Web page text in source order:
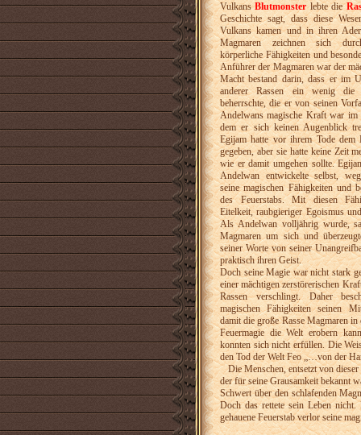
VulkansBlutmonsterlebte die
Geschichte sagt, dass diese
Vulkans kamen und in ihren
Magmaren zeichnen sich
körperliche Fähigkeiten und
Anführer der Magmaren war der
Macht bestand darin, dass er im
anderer Rassen ein wenig die
beherrschte, die er von seinen
Andelwans magische Kraft war im
dem er sich keinen Augenblick
Egijam hatte vor ihrem Tode dem
gegeben, aber sie hatte keine Zeit
wie er damit umgehen sollte.
Andelwan entwickelte selbst,
seine magischen Fähigkeiten und
des Feuerstabs. Mit diesen
Eitelkeit, raubgieriger Egoismus
Als Andelwan volljährig wurde,
Magmaren um sich und
seiner Worte von seiner
praktisch ihren Geist.
Doch seine Magie war nicht stark
einer mächtigen zerstörerischen
Rassen verschlingt. Daher
magischen Fähigkeiten seinen
damit die große Rasse Magmaren
Feuermagie die Welt erobern
konnten sich nicht erfüllen. Die
den Tod der Welt Feo „…von der
Die Menschen, entsetzt von dieser
der für seine Grausamkeit bekannt
Schwert über den schlafenden
Doch das rettete sein Leben
gehauene Feuerstab verlor seine